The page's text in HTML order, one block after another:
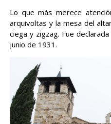
Lo que más merece
arquivoltas y la mesa del
ciega y zigzag. Fue
junio de 1931.